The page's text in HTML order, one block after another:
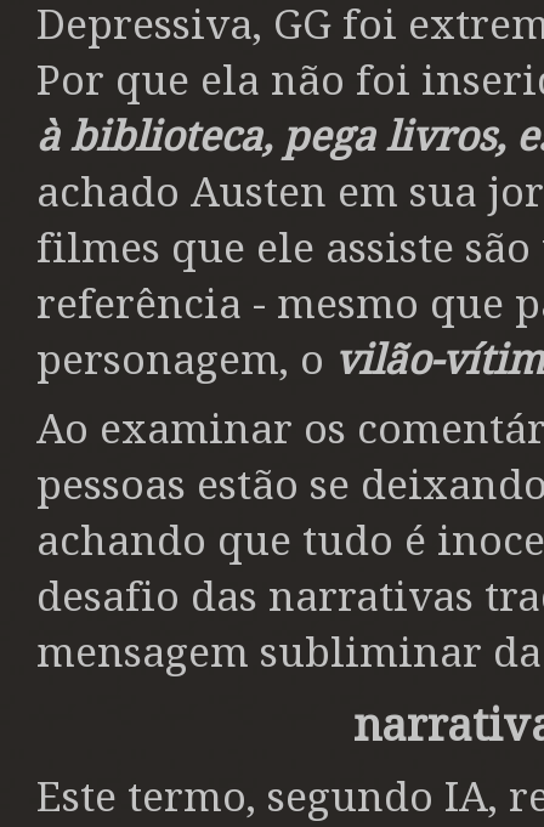
Depressiva, GG foi
Por que ela não foi
à biblioteca, pega livros,
achado Austen em sua
filmes que ele assiste
referência - mesmo que
personagem, o vilão-
Ao examinar os
pessoas estão se
achando que tudo é
desafio das narrativas
mensagem subliminar
Este termo, segundo IA,